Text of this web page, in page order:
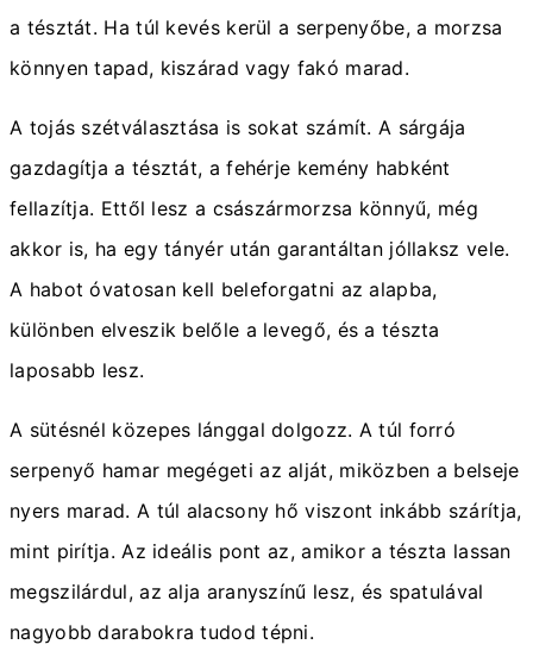
a tésztát. Ha túl kevés kerül a serpenyőbe, a morzsa
könnyen tapad, kiszárad vagy fakó marad.
A tojás szétválasztása is sokat számít. A sárgája
gazdagítja a tésztát, a fehérje kemény habként
fellazítja. Ettől lesz a császármorzsa könnyű, még
akkor is, ha egy tányér után garantáltan jóllaksz vele.
A habot óvatosan kell beleforgatni az alapba,
különben elveszik belőle a levegő, és a tészta
laposabb lesz.
A sütésnél közepes lánggal dolgozz. A túl forró
serpenyő hamar megégeti az alját, miközben a belseje
nyers marad. A túl alacsony hő viszont inkább szárítja,
mint pirítja. Az ideális pont az, amikor a tészta lassan
megszilárdul, az alja aranyszínű lesz, és spatulával
nagyobb darabokra tudod tépni.